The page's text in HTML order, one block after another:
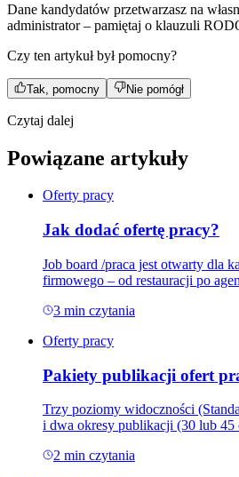
Dane kandydatów przetwarzasz na
administrator – pamiętaj o klauzuli
Czy ten artykuł był pomocny?
Tak, pomocny Nie pomógł
Czytaj dalej
Powiązane artykuły
Oferty pracy
Jak dodać ofertę pracy?
Job board /praca jest otwarty dla
firmowego – od restauracji po
3 min czytania
Oferty pracy
Pakiety publikacji ofert
Trzy poziomy widoczności
i dwa okresy publikacji (30 lub 45
2 min czytania